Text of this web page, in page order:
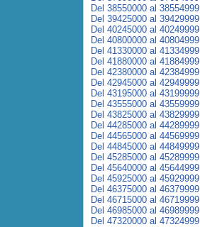
Del 38550000 al 38554999
Del 39425000 al 39429999
Del 40245000 al 40249999
Del 40800000 al 40804999
Del 41330000 al 41334999
Del 41880000 al 41884999
Del 42380000 al 42384999
Del 42945000 al 42949999
Del 43195000 al 43199999
Del 43555000 al 43559999
Del 43825000 al 43829999
Del 44285000 al 44289999
Del 44565000 al 44569999
Del 44845000 al 44849999
Del 45285000 al 45289999
Del 45640000 al 45644999
Del 45925000 al 45929999
Del 46375000 al 46379999
Del 46715000 al 46719999
Del 46985000 al 46989999
Del 47320000 al 47324999